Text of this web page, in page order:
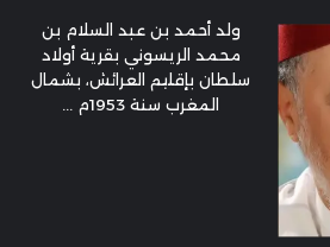
ولد أحمد بن عبد السلام بن
محمد الريسوني بقرية أولاد
سلطان بإقليم العرائش، بشمال
المغرب سنة 1953م ...